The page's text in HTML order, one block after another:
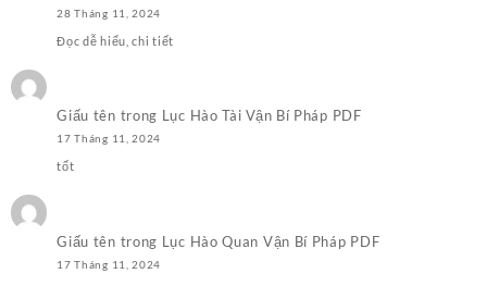
28 Tháng 11, 2024
Đọc dễ hiểu, chi tiết
Giấu tên trong Lục Hào Tài Vận Bí Pháp PDF
17 Tháng 11, 2024
tốt
Giấu tên trong Lục Hào Quan Vận Bí Pháp PDF
17 Tháng 11, 2024